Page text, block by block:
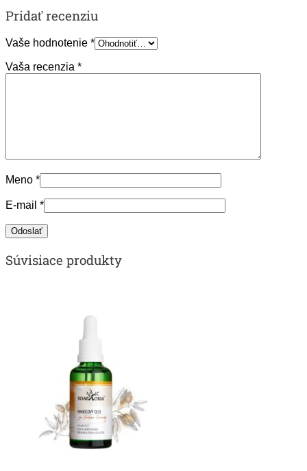
Pridať recenziu
Vaše hodnotenie *
Vaša recenzia *
Meno *
E-mail *
Súvisiace produkty